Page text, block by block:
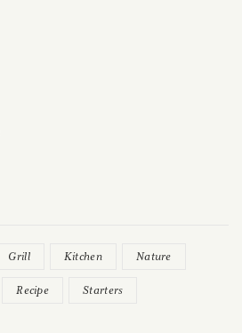
Grill Kitchen Nature
Recipe Starters